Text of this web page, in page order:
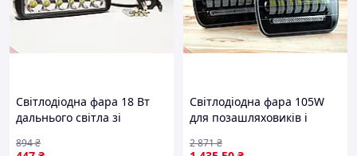
Світлодіодна фара 18 Вт
дальнього світла зі
позашляховиків
894₴
Світлодіодна фара 105W
для позашляховиків і
джерело світла для
2 871₴